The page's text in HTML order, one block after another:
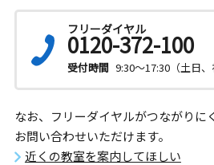
フリーダイヤル
0120-372-100
受付時間 9:30～17:30（土日、
なお、フリーダイヤルがつながりに
お問い合わせいただけます。
近くの教室を案内してほしい